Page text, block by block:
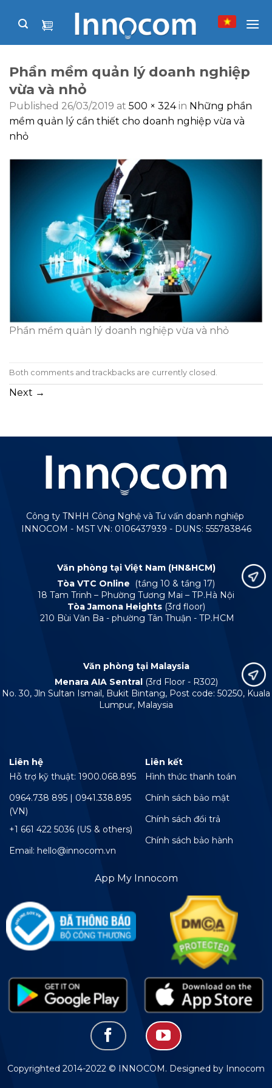
Phần mềm quản lý doanh nghiệp
vừa và nhỏ
Published 26/03/2019 at 500 × 324in Những phần
mềm quản lý cần thiết cho doanh nghiệp vừa và
nhỏ
Phần mềm quản lý doanh nghiệp vừa và nhỏ
Both comments and trackbacks are currently closed.
Next →
Công ty TNHH Công Nghệ và Tư vấn doanh nghiệp
INNOCOM - MST VN: 0106437939 - DUNS: 555783846
Văn phòng tại Việt Nam (HN&HCM)
Tòa VTC Online
(tầng 10 & tầng 17)
18 Tam Trinh – Phường Tương Mai – TP.Hà Nội
Tòa Jamona Heights (3rd floor)
210 Bùi Văn Ba - phường Tân Thuận - TP.HCM
Văn phòng tại Malaysia
Menara AIA Sentral (3rd Floor - R302)
No. 30, Jln Sultan Ismail, Bukit Bintang, Post code: 50250, Kuala
Lumpur, Malaysia
Liên hệ
Hỗ trợ kỹ thuật: 1900.068.895
0964.738 895 | 0941.338.895
(VN)
+1 661 422 5036 (US & others)
Email: hello@innocom.vn
Liên kết
Hình thức thanh toán
Chính sách bảo mật
Chính sách đổi trả
Chính sách bảo hành
App My Innocom
Copyrighted 2014-2022 © INNOCOM. Designed by Innocom